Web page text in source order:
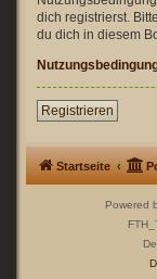
dich registrierst.
du dich in diesem
Registrieren
Startseite
Powered